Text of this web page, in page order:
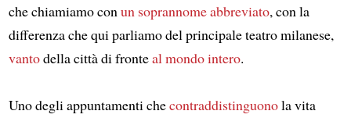
che chiamiamo conun soprannome abbreviato, con la
differenza che qui parliamo del principale teatro milanese,
vantodella città di fronteal mondo intero.
Uno degli appuntamenti checontraddistinguonola vita